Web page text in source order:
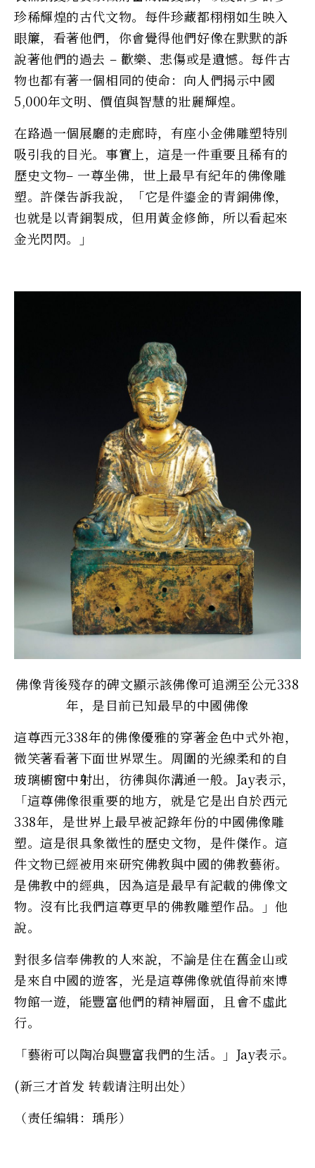
珍稀輝煌的古代文物。每件珍藏都栩栩如生映入
眼簾，看著他們，你會覺得他們好像在默默的訴
說著他們的過去 – 歡樂、悲傷或是遺憾。每件古
物也都有著一個相同的使命：向人們揭示中國
5,000年文明、價值與智慧的壯麗輝煌。
在路過一個展廳的走廊時，有座小金佛雕塑特別
吸引我的目光。事實上，這是一件重要且稀有的
歷史文物– 一尊坐佛，世上最早有紀年的佛像雕
塑。許傑告訴我說，「它是件鎏金的青銅佛像，
也就是以青銅製成，但用黃金修飾，所以看起來
金光閃閃。」
佛像背後殘存的碑文顯示該佛像可追溯至公元338
年，是目前已知最早的中國佛像
這尊西元338年的佛像優雅的穿著金色中式外袍，
微笑著看著下面世界眾生。周圍的光線柔和的自
玻璃櫥窗中射出，彷彿與你溝通一般。Jay表示，
「這尊佛像很重要的地方，就是它是出自於西元
338年，是世界上最早被記錄年份的中國佛像雕
塑。這是很具象徵性的歷史文物，是件傑作。這
件文物已經被用來研究佛教與中國的佛教藝術。
是佛教中的經典，因為這是最早有記載的佛像文
物。沒有比我們這尊更早的佛教雕塑作品。」他
說。
對很多信奉佛教的人來說，不論是住在舊金山或
是來自中國的遊客，光是這尊佛像就值得前來博
物館一遊，能豐富他們的精神層面，且會不虛此
行。
「藝術可以陶冶與豐富我們的生活。」Jay表示。
(新三才首发 转载请注明出处）
（责任编辑：瑀彤）